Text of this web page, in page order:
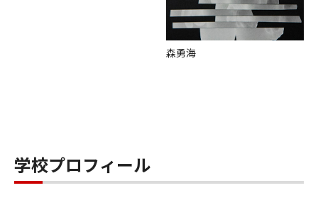
森勇海
学校プロフィール